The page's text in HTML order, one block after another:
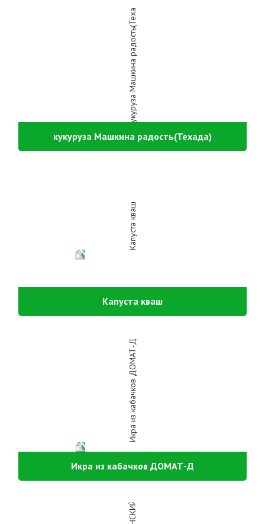
кукуруза Машкина радость(Техада)
Капуста кваш
Икра из кабачков ДОМАТ-Д